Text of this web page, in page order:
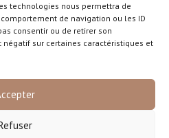
technologies nous permettra de
de navigation ou les ID
consentir ou de retirer son
sur certaines caractéristiques et
professionnelle sous contrat